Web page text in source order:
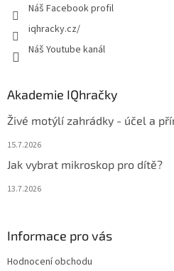
Náš Facebook profil
iqhracky.cz/
Náš Youtube kanál
Akademie IQhračky
Živé motýlí zahrádky - účel a
15.7.2026
Jak vybrat mikroskop pro dítě?
13.7.2026
Informace pro vás
Hodnocení obchodu